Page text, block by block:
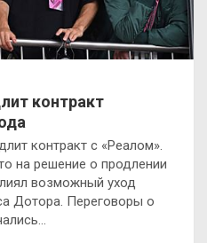
контракт
контракт с «Реалом».
на решение о продлении
возможный уход
Дотора. Переговоры о